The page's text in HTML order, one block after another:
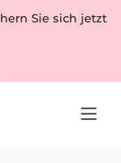
Sie sich jetzt